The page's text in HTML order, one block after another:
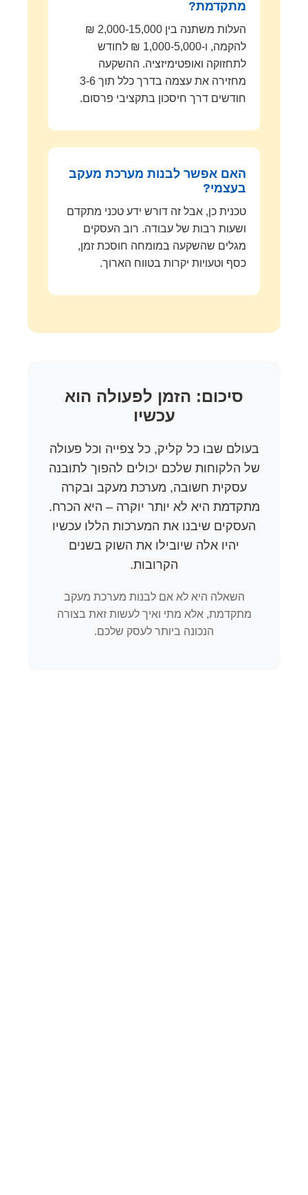
מתקדמת?
העלות משתנה בין 2,000-15,000 ₪
להקמה, ו-1,000-5,000 ₪ לחודש
לתחזוקה ואופטימיזציה. ההשקעה
מחזירה את עצמה בדרך כלל תוך 3-6
חודשים דרך חיסכון בתקציבי פרסום.
האם אפשר לבנות מערכת מעקב
בעצמי?
טכנית כן, אבל זה דורש ידע טכני מתקדם
ושעות רבות של עבודה. רוב העסקים
מגלים שהשקעה במומחה חוסכת זמן,
כסף וטעויות יקרות בטווח הארוך.
סיכום: הזמן לפעולה הוא
עכשיו
בעולם שבו כל קליק, כל צפייה וכל פעולה
של הלקוחות שלכם יכולים להפוך לתובנה
עסקית חשובה, מערכת מעקב ובקרה
מתקדמת היא לא יותר יוקרה – היא הכרח.
העסקים שיבנו את המערכות הללו עכשיו
יהיו אלה שיובילו את השוק בשנים
הקרובות.
השאלה היא לא אם לבנות מערכת מעקב
מתקדמת, אלא מתי ואיך לעשות זאת בצורה
הנכונה ביותר לעסק שלכם.